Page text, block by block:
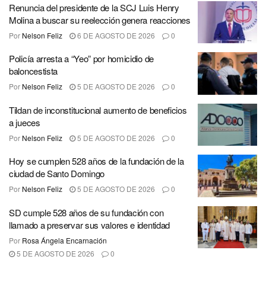
Renuncia del presidente de la SCJ Luis Henry
Molina a buscar su reelección genera reacciones
Por Nelson Feliz 6 DE AGOSTO DE 2026 0
Policía arresta a “Yeo” por homicidio de
baloncestista
Por Nelson Feliz 5 DE AGOSTO DE 2026 0
Tildan de inconstitucional aumento de beneficios
a jueces
Por Nelson Feliz 5 DE AGOSTO DE 2026 0
Hoy se cumplen 528 años de la fundación de la
ciudad de Santo Domingo
Por Nelson Feliz 5 DE AGOSTO DE 2026 0
SD cumple 528 años de su fundación con
llamado a preservar sus valores e identidad
Por Rosa Ángela Encarnación
5 DE AGOSTO DE 2026
0